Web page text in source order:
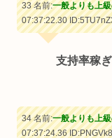
33 名前:一般よりも上
07:37:22.30
支持率稼
34 名前:一般よりも上
07:37:24.36